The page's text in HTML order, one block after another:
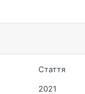
Стаття
2021